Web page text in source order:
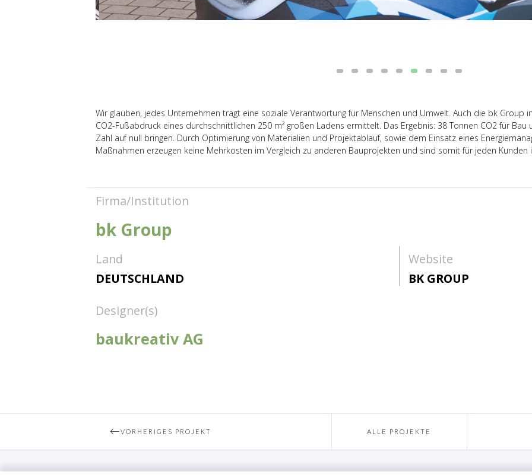
Wir glauben, jedes Unternehmen trägt eine soziale Verantwortung für Menschen und Umwelt. Auch die bk Group
CO2-Fußabdruck eines durchschnittlichen 250 m² großen Ladens ermittelt. Das Ergebnis: 38 Tonnen CO2 für Bau
Zahl auf null bringen. Durch Optimierung von Materialien und Projektablauf, sowie dem Einsatz eines
Maßnahmen erzeugen keine Mehrkosten im Vergleich zu anderen Bauprojekten und sind somit für jeden Kunden
Firma/Institution
bk Group
Land
DEUTSCHLAND
Website
BK GROUP
Designer(s)
baukreativ AG
VORHERIGES PROJEKT ALLE PROJEKTE